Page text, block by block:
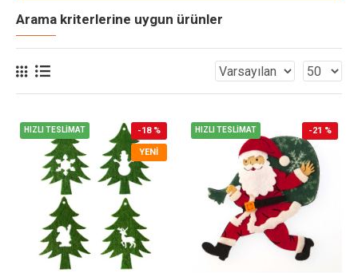
Arama kriterlerine uygun ürünler
HIZLI TESLİMAT
YENI
-18 % HIZLI TESLİMAT -21 %